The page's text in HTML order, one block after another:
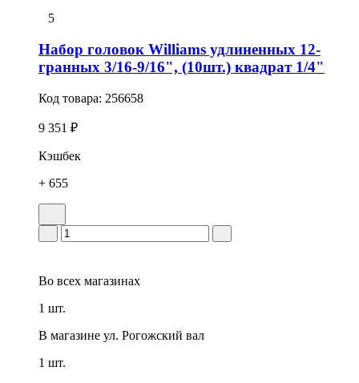
5
Набор головок Williams удлиненных 12-
гранных 3/16-9/16", (10шт.) квадрат 1/4"
Код товара: 256658
9 351 ₽
Кэшбек
+ 655
Во всех магазинах
1 шт.
В магазине ул. Рогожский вал
1 шт.